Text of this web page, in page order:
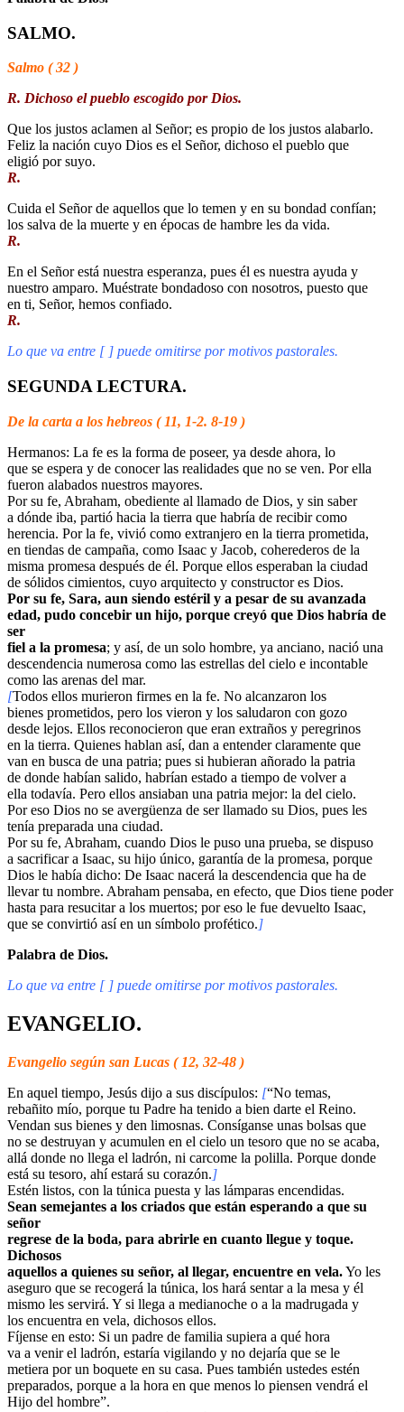
SALMO.
Salmo ( 32 )
R. Dichoso el pueblo escogido por Dios.
Que los justos aclamen al Señor; es propio de los justos alabarlo.
Feliz la nación cuyo Dios es el Señor, dichoso el pueblo que
eligió por suyo.
R.
Cuida el Señor de aquellos que lo temen y en su bondad confían;
los salva de la muerte y en épocas de hambre les da vida.
R.
En el Señor está nuestra esperanza, pues él es nuestra ayuda y
nuestro amparo. Muéstrate bondadoso con nosotros, puesto que
en ti, Señor, hemos confiado.
R.
Lo que va entre [ ] puede omitirse por motivos pastorales.
SEGUNDA LECTURA.
De la carta a los hebreos ( 11, 1-2. 8-19 )
Hermanos: La fe es la forma de poseer, ya desde ahora, lo
que se espera y de conocer las realidades que no se ven. Por ella
fueron alabados nuestros mayores.
Por su fe, Abraham, obediente al llamado de Dios, y sin saber
a dónde iba, partió hacia la tierra que habría de recibir como
herencia. Por la fe, vivió como extranjero en la tierra prometida,
en tiendas de campaña, como Isaac y Jacob, coherederos de la
misma promesa después de él. Porque ellos esperaban la ciudad
de sólidos cimientos, cuyo arquitecto y constructor es Dios.
Por su fe, Sara, aun siendo estéril y a pesar de su avanzada
edad, pudo concebir un hijo, porque creyó que Dios habría de
ser
fiel a la promesa; y así, de un solo hombre, ya anciano, nació una
descendencia numerosa como las estrellas del cielo e incontable
como las arenas del mar.
[Todos ellos murieron firmes en la fe. No alcanzaron los
bienes prometidos, pero los vieron y los saludaron con gozo
desde lejos. Ellos reconocieron que eran extraños y peregrinos
en la tierra. Quienes hablan así, dan a entender claramente que
van en busca de una patria; pues si hubieran añorado la patria
de donde habían salido, habrían estado a tiempo de volver a
ella todavía. Pero ellos ansiaban una patria mejor: la del cielo.
Por eso Dios no se avergüenza de ser llamado su Dios, pues les
tenía preparada una ciudad.
Por su fe, Abraham, cuando Dios le puso una prueba, se dispuso
a sacrificar a Isaac, su hijo único, garantía de la promesa, porque
Dios le había dicho: De Isaac nacerá la descendencia que ha de
llevar tu nombre. Abraham pensaba, en efecto, que Dios tiene poder
hasta para resucitar a los muertos; por eso le fue devuelto Isaac,
que se convirtió así en un símbolo profético.]
Palabra de Dios.
Lo que va entre [ ] puede omitirse por motivos pastorales.
EVANGELIO.
Evangelio según san Lucas ( 12, 32-48 )
En aquel tiempo, Jesús dijo a sus discípulos: [“No temas,
rebañito mío, porque tu Padre ha tenido a bien darte el Reino.
Vendan sus bienes y den limosnas. Consíganse unas bolsas que
no se destruyan y acumulen en el cielo un tesoro que no se acaba,
allá donde no llega el ladrón, ni carcome la polilla. Porque donde
está su tesoro, ahí estará su corazón.]
Estén listos, con la túnica puesta y las lámparas encendidas.
Sean semejantes a los criados que están esperando a que su
señor
regrese de la boda, para abrirle en cuanto llegue y toque.
Dichosos
aquellos a quienes su señor, al llegar, encuentre en vela.Yo les
aseguro que se recogerá la túnica, los hará sentar a la mesa y él
mismo les servirá. Y si llega a medianoche o a la madrugada y
los encuentra en vela, dichosos ellos.
Fíjense en esto: Si un padre de familia supiera a qué hora
va a venir el ladrón, estaría vigilando y no dejaría que se le
metiera por un boquete en su casa. Pues también ustedes estén
preparados, porque a la hora en que menos lo piensen vendrá el
Hijo del hombre”.